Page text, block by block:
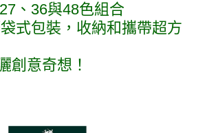
、36與48色組合
式包裝，收納和攜帶超方
創意奇想！